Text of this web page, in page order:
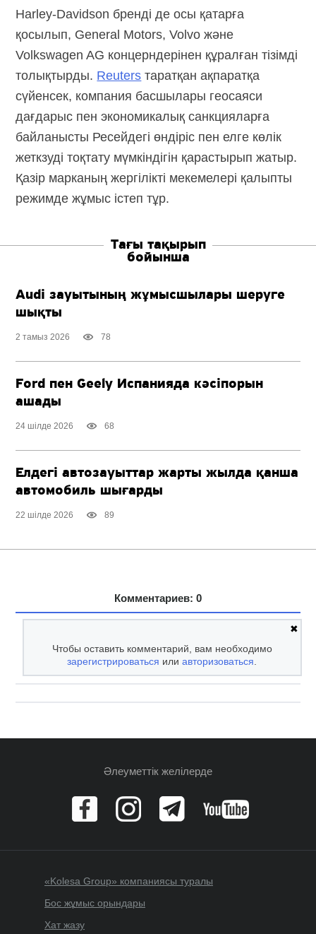
Harley-Davidson бренді де осы қатарға
қосылып, General Motors, Volvo және
Volkswagen AG концерндерінен құралған тізімді
толықтырды. Reuters таратқан ақпаратқа
сүйенсек, компания басшылары геосаяси
дағдарыс пен экономикалық санкцияларға
байланысты Ресейдегі өндіріс пен елге көлік
жеткзуді тоқтату мүмкіндігін қарастырып жатыр.
Қазір марканың жергілікті мекемелері қалыпты
режимде жұмыс істеп тұр.
Тағы тақырып
бойынша
Audi зауытының жұмысшылары шеруге
шықты
2 тамыз 2026 78
Ford пен Geely Испанияда кәсіпорын
ашады
24 шілде 2026 68
Елдегі автозауыттар жарты жылда қанша
автомобиль шығарды
22 шілде 2026 89
Комментариев: 0
✖
Чтобы оставить комментарий, вам необходимо
зарегистрироваться илиавторизоваться.
Әлеуметтік желілерде
«Kolesa Group» компаниясы туралы
Бос жұмыс орындары
Хат жазу